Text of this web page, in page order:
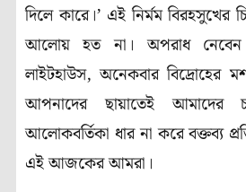
দিলে কারে।’ এই নির্মম বিরহসুখের
আলোয় হত না। অপরাধ নেবেন
লাইটহাউস,অনেকবার বিদ্রোহের
আপনাদের ছায়াতেই আমাদের
আলোকবর্তিকা ধার না করে বক্তব্য
এই আজকের আমরা।